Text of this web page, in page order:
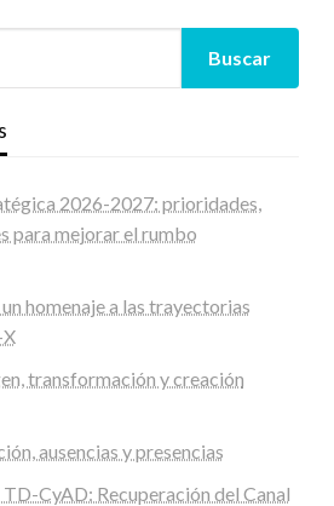
2026-2027: prioridades,
para mejorar el rumbo
homenaje a las trayectorias
transformación y creación
ausencias y presencias
CyAD: Recuperación del Canal